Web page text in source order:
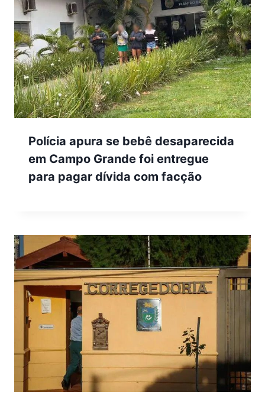
Polícia apura se bebê desaparecida
em Campo Grande foi entregue
para pagar dívida com facção